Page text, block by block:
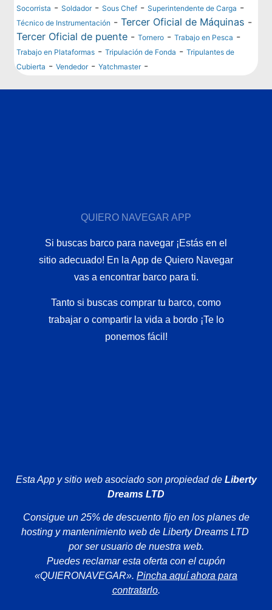
Socorrista -Soldador-Sous Chef -Superintendente de Carga -
Técnico de Instrumentación -Tercer Oficial de Máquinas -
Tercer Oficial de puente -Tornero -Trabajo en Pesca -
Trabajo en Plataformas -Tripulación de Fonda -Tripulantes de
Cubierta -Vendedor-Yatchmaster-
QUIERO NAVEGAR APP
Si buscas barco para navegar ¡Estás en el
sitio adecuado! En la App de Quiero Navegar
vas a encontrar barco para ti.
Tanto si buscas comprar tu barco, como
trabajar o compartir la vida a bordo ¡Te lo
ponemos fácil!
Esta App y sitio web asociado son propiedad de Liberty
Dreams LTD
Consigue un 25% de descuento fijo en los planes de
hosting y mantenimiento web de Liberty Dreams LTD
por ser usuario de nuestra web.
Puedes reclamar esta oferta con el cupón
«QUIERONAVEGAR». Pincha aquí ahora para
contratarlo.